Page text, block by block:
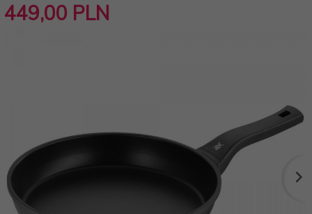
449,00 PLN